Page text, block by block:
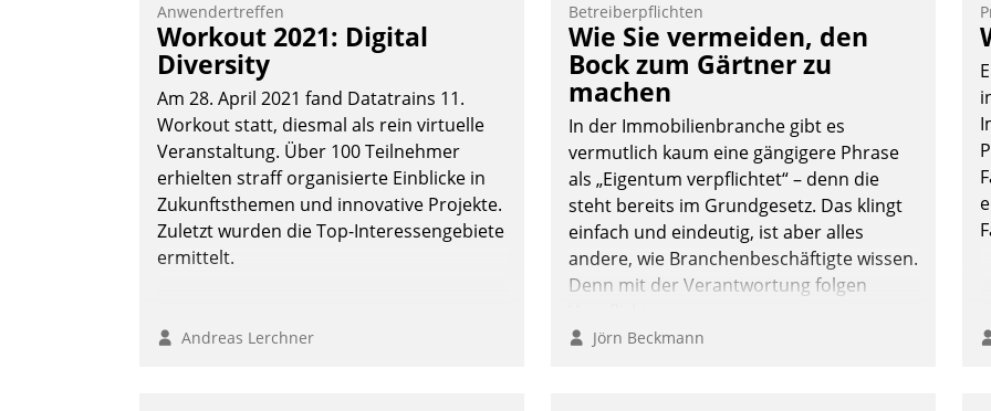
Anwendertreffen
Workout 2021: Digital
Diversity
Am 28. April 2021 fand Datatrains 11.
Workout statt, diesmal als rein virtuelle
Veranstaltung. Über 100 Teilnehmer
erhielten straff organisierte Einblicke in
Zukunftsthemen und innovative Projekte.
Zuletzt wurden die Top-Interessengebiete
ermittelt.
Andreas Lerchner
Betreiberpflichten
Wie Sie vermeiden, den
Bock zum Gärtner zu
machen
In der Immobilienbranche gibt es
vermutlich kaum eine gängigere Phrase
als „Eigentum verpflichtet“ – denn die
steht bereits im Grundgesetz. Das klingt
einfach und eindeutig, ist aber alles
andere, wie Branchenbeschäftigte wissen.
Denn mit der Verantwortung folgen
Jörn Beckmann